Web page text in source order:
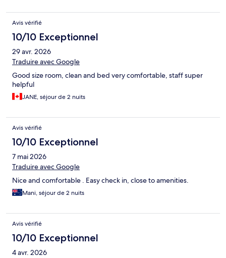
Avis vérifié
10/10 Exceptionnel
29 avr. 2026
Traduire avec Google
Good size room, clean and bed very comfortable, staff super
helpful
JANE, séjour de 2 nuits
Avis vérifié
10/10 Exceptionnel
7 mai 2026
Traduire avec Google
Nice and comfortable . Easy check in, close to amenities.
Mani, séjour de 2 nuits
Avis vérifié
10/10 Exceptionnel
4 avr. 2026